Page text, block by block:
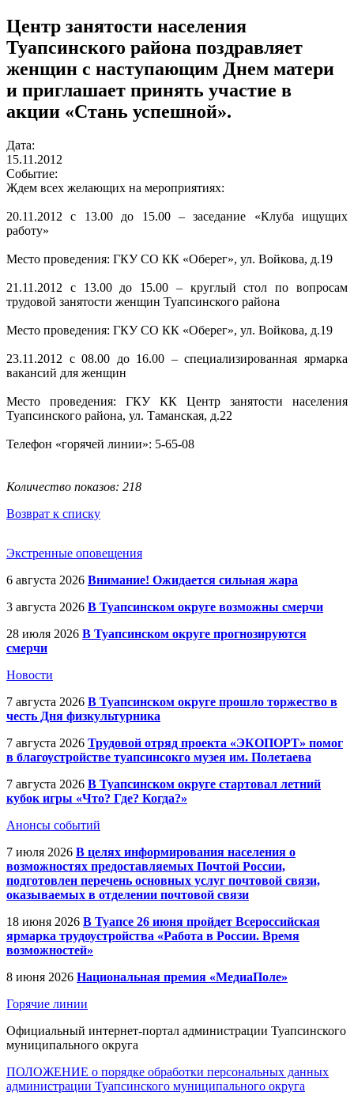
Центр занятости населения
Туапсинского района поздравляет
женщин с наступающим Днем матери
и приглашает принять участие в
акции «Стань успешной».
Дата:
15.11.2012
Событие:
Ждем всех желающих на мероприятиях:
20.11.2012 с 13.00 до 15.00 – заседание «Клуба ищущих
работу»
Место проведения: ГКУ СО КК «Оберег», ул. Войкова, д.19
21.11.2012 с 13.00 до 15.00 – круглый стол по вопросам
трудовой занятости женщин Туапсинского района
Место проведения: ГКУ СО КК «Оберег», ул. Войкова, д.19
23.11.2012 с 08.00 до 16.00 – специализированная ярмарка
вакансий для женщин
Место проведения: ГКУ КК Центр занятости населения
Туапсинского района, ул. Таманская, д.22
Телефон «горячей линии»: 5-65-08
Количество показов: 218
Возврат к списку
Экстренные оповещения
6 августа 2026 Внимание! Ожидается сильная жара
3 августа 2026 В Туапсинском округе возможны смерчи
28 июля 2026 В Туапсинском округе прогнозируются
смерчи
Новости
7 августа 2026 В Туапсинском округе прошло торжество в
честь Дня физкультурника
7 августа 2026 Трудовой отряд проекта «ЭКОПОРТ» помог
в благоустройстве туапсинсокго музея им. Полетаева
7 августа 2026 В Туапсинском округе стартовал летний
кубок игры «Что? Где? Когда?»
Анонсы событий
7 июля 2026 В целях информирования населения о
возможностях предоставляемых Почтой России,
подготовлен перечень основных услуг почтовой связи,
оказываемых в отделении почтовой связи
18 июня 2026 В Туапсе 26 июня пройдет Всероссийская
ярмарка трудоустройства «Работа в России. Время
возможностей»
8 июня 2026 Национальная премия «МедиаПоле»
Горячие линии
Официальный интернет-портал администрации Туапсинского
муниципального округа
ПОЛОЖЕНИЕ о порядке обработки персональных данных
администрации Туапсинского муниципального округа